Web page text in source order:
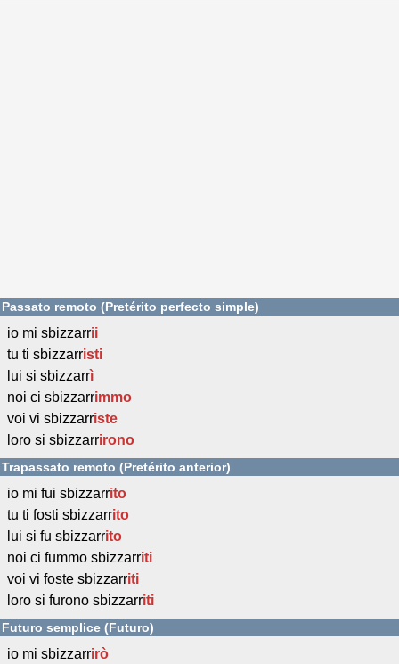
Passato remoto (Pretérito perfecto simple)
io mi sbizzarrii
tu ti sbizzarristi
lui si sbizzarrì
noi ci sbizzarrimmo
voi vi sbizzarriste
loro si sbizzarrirono
Trapassato remoto (Pretérito anterior)
io mi fui sbizzarrito
tu ti fosti sbizzarrito
lui si fu sbizzarrito
noi ci fummo sbizzarriti
voi vi foste sbizzarriti
loro si furono sbizzarriti
Futuro semplice (Futuro)
io mi sbizzarrirò